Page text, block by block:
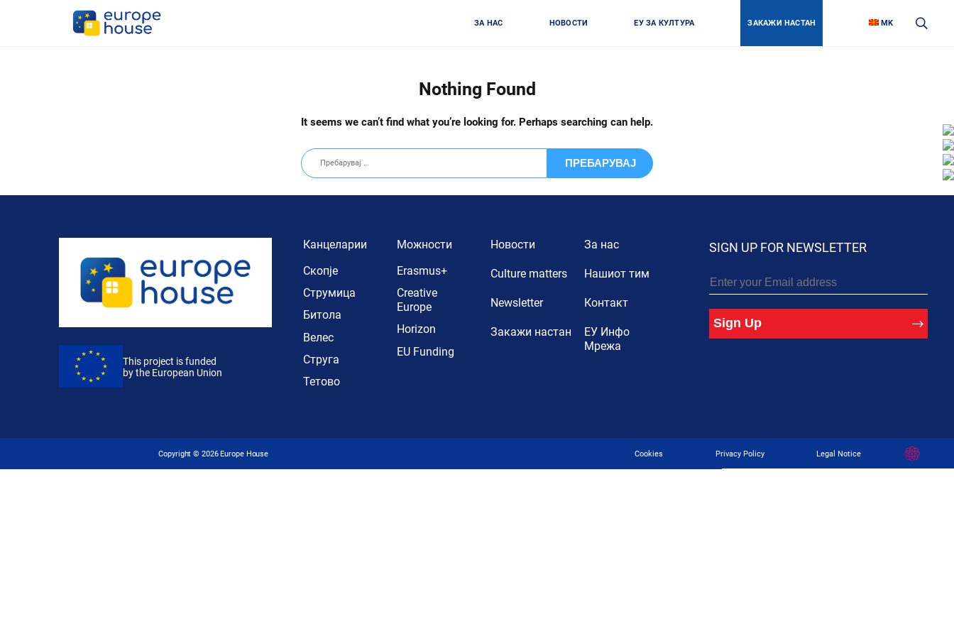
ЗА НАС НОВОСТИ ЕУ ЗА КУЛТУРА ЗАКАЖИ НАСТАН MK
Nothing Found
It seems we can’t find what you’re looking for. Perhaps searching can help.
Пребарувај
за:
This project is funded
by the European Union
Канцеларии
Скопје
Струмица
Битола
Велес
Струга
Тетово
Можности
Erasmus+
Creative
Europe
Horizon
EU Funding
Новости
Culture matters
Newsletter
Закажи настан
За нас
Нашиот тим
Контакт
ЕУ Инфо
Мрежа
SIGN UP FOR NEWSLETTER
Sign Up
Copyright ©2026Europe House Cookies Privacy Policy Legal Notice
Developed
By